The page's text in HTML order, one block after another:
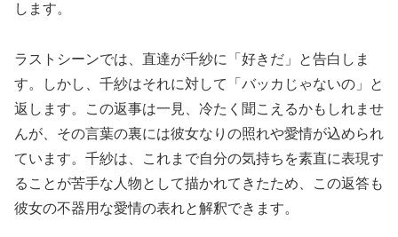
します。
ラストシーンでは、直達が千紗に「好きだ」と告白しま
す。しかし、千紗はそれに対して「バッカじゃないの」と
返します。この返事は一見、冷たく聞こえるかもしれませ
んが、その言葉の裏には彼女なりの照れや愛情が込められ
ています。千紗は、これまで自分の気持ちを素直に表現す
ることが苦手な人物として描かれてきたため、この返答も
彼女の不器用な愛情の表れと解釈できます。